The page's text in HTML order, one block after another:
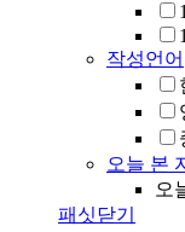
작성언어
오늘 본
오
패싯닫기